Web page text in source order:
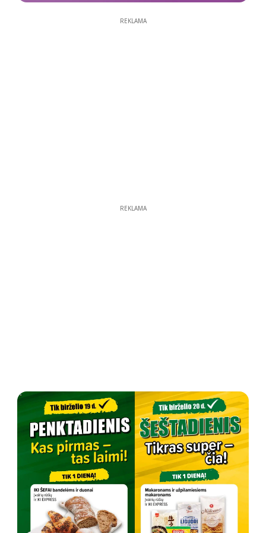
REKLAMA
REKLAMA